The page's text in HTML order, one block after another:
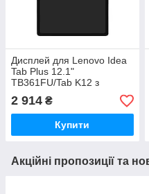
Дисплей для Lenovo Idea
Tab Plus 12.1"
TB361FU/Tab K12 з
Original
2 914 ₴
Купити
Акційні пропозиції та